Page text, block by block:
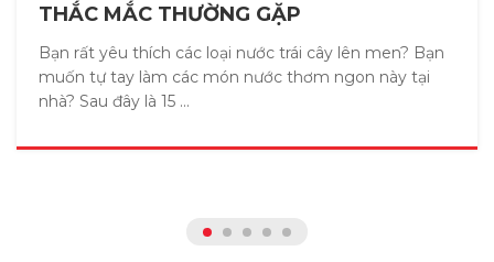
THẮC MẮC THƯỜNG GẶP
Bạn rất yêu thích các loại nước trái cây lên men? Bạn
muốn tự tay làm các món nước thơm ngon này tại
nhà? Sau đây là 15 ...